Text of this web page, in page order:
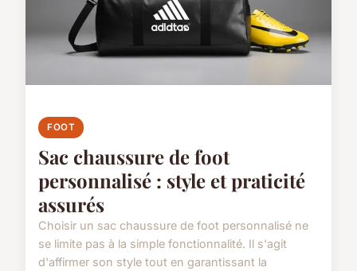
FOOT
Sac chaussure de foot
personnalisé : style et praticité
assurés
Choisir un sac chaussure de foot personnalisé ne
se limite pas à la simple fonctionnalité. Il s'agit
d'affirmer son style tout en garantissant la